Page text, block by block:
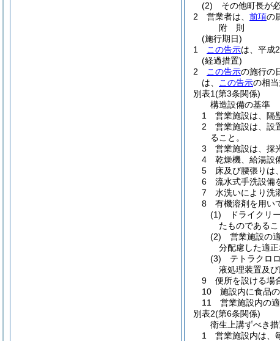
(2)
その他町長が
2
営業者は、 前項の
附 則
(施行期日)
1
この告示は、平成
(経過措置)
2
この告示の施行の
は、
この告示の相当
別表1(第3条関係)
構造設備の基準
1 営業施設は、隔
2 営業施設は、設
ること。
3 営業施設は、採
4 乾燥機、給湯設
5 床及び腰張りは
6 流水式手洗設備
7 水洗いにより洗
8 有機溶剤を用い
(1) ドライクリー
たものであるこ
(2) 営業施設の適
分配慮した適正
(3) テトラクロロ
液処理装置及
9 便所を設ける場
10 施設内に食品の
11 営業施設内の適
別表2(第6条関係)
衛生上講ずべき
1 営業施設内は、